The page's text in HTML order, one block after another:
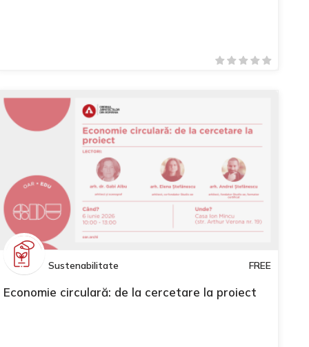
Sustenabilitate FREE
Economie circulară: de la cercetare la proiect